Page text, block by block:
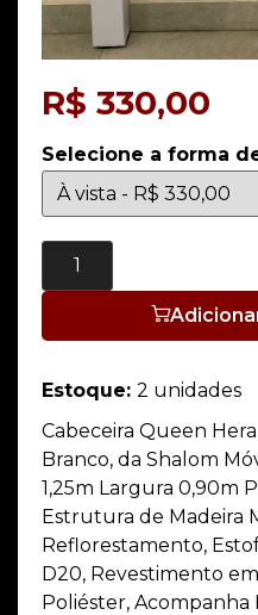
R$ 330,00
Selecione a forma
Estoque: 2 unidades
Cabeceira Queen
Branco, da Shalom
1,25m Largura 0,90m
Estrutura de Madeira
Reflorestamento,
D20, Revestimento
Poliéster, Acompanha